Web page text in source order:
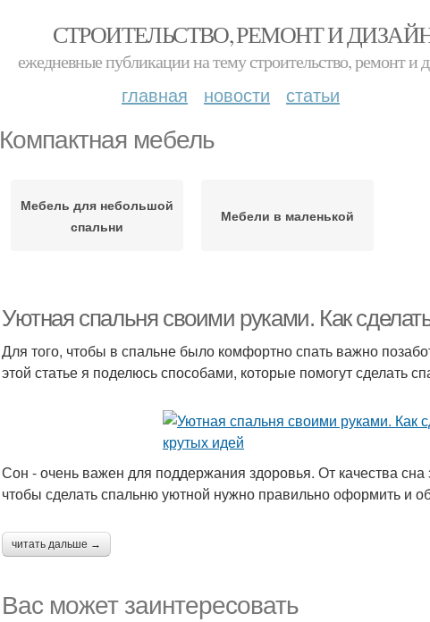
СТРОИТЕЛЬСТВО, РЕМОНТ И
ежедневные публикации на тему строительство, ремонт и
главная новости статьи
Компактная мебель
Мебель для небольшой
спальни
Мебели в маленькой
Уютная спальня своими руками. Как
Для того, чтобы в спальне было комфортно спать важно
этой статье я поделюсь способами, которые помогут сделать
Сон - очень важен для поддержания здоровья. От качества
чтобы сделать спальню уютной нужно правильно оформить и
читать дальше →
Вас может заинтересовать